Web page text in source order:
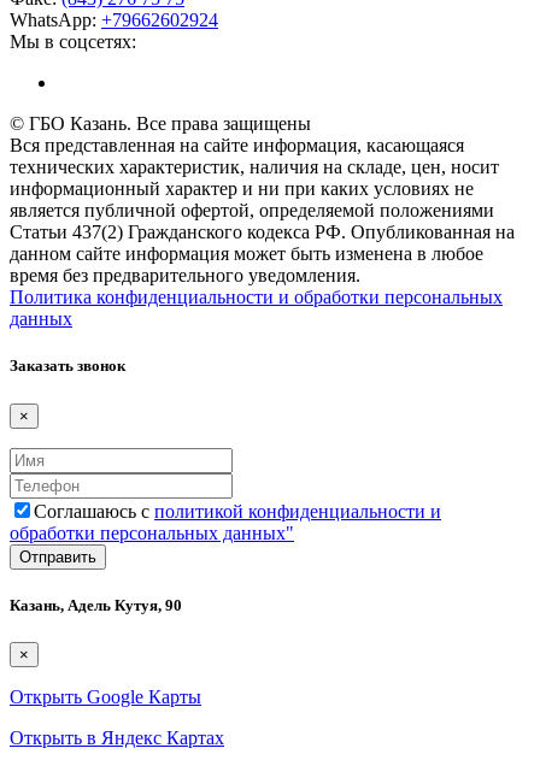
WhatsApp: +79662602924
Мы в соцсетях:
© ГБО Казань. Все права защищены
Вся представленная на сайте информация, касающаяся
технических характеристик, наличия на складе, цен, носит
информационный характер и ни при каких условиях не
является публичной офертой, определяемой положениями
Статьи 437(2) Гражданского кодекса РФ. Опубликованная на
данном сайте информация может быть изменена в любое
время без предварительного уведомления.
Политика конфиденциальности и обработки персональных
данных
Заказать звонок
×
Соглашаюсь с политикой конфиденциальности и
обработки персональных данных"
Казань, Адель Кутуя, 90
×
Открыть Google Карты
Открыть в Яндекс Картах